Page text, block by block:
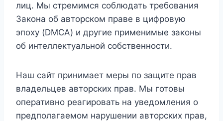
лиц. Мы стремимся соблюдать требования
Закона об авторском праве в цифровую
эпоху (DMCA) и другие применимые законы
об интеллектуальной собственности.
Наш сайт принимает меры по защите прав
владельцев авторских прав. Мы готовы
оперативно реагировать на уведомления о
предполагаемом нарушении авторских прав,